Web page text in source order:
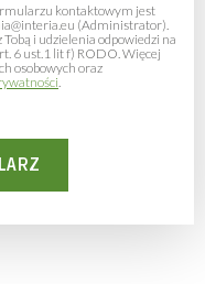
kontaktowym jest
(Administrator).
i udzielenia odpowiedzi na
6 ust.1 lit f) RODO. Więcej
osobowych oraz